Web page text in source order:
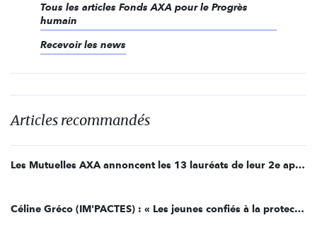
Tous les articles Fonds AXA pour le Progrès
humain
Recevoir les news
Articles recommandés
Les Mutuelles AXA annoncent les 13 lauréats de leur 2e appel à projets
Céline Gréco (IM'PACTES) : « Les jeunes confiés à la protection de l’enfance ont aussi le droit de rêver »